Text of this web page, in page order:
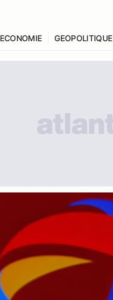
ECONOMIE GEOPOLITIQUE